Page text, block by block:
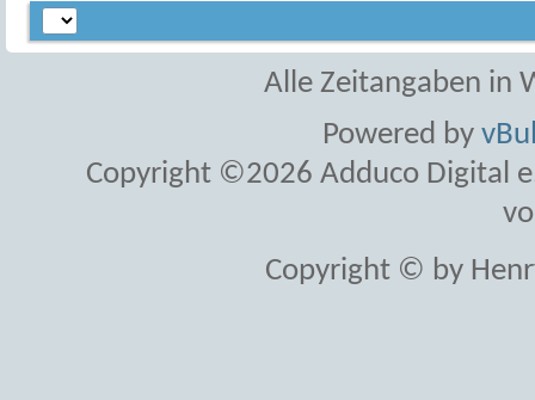
Alle Zeitangaben in
Powered by
Copyright ©2026 Adduco Digital
Copyright © by